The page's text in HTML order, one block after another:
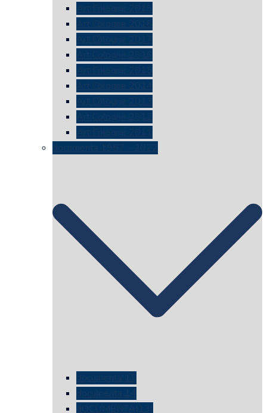
Art Cologne 2019
Art Cologne 2018
Art Cologne 2017
Art Cologne 2016
Art Cologne 2015
Art Cologne 2014
Art Cologne 2013
Art Cologne 2012
Art Cologne 2011
documenta 1987 – 2022
documenta 15
documenta 14
dOCUMENTA(13)